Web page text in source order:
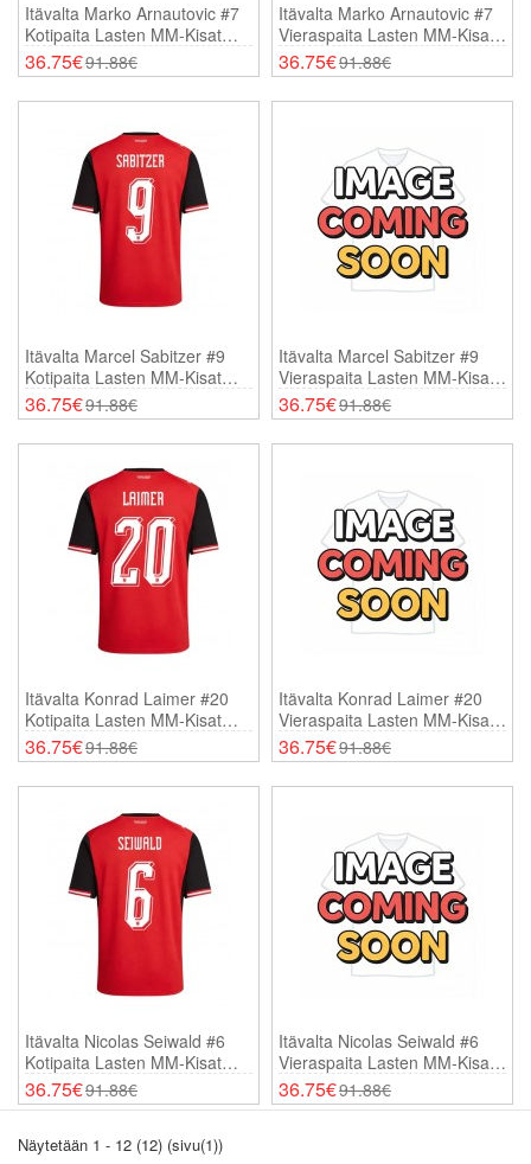
Itävalta Marko Arnautovic #7
Kotipaita Lasten MM-Kisat
2026 Lyhythihainen (+
Shortsit)
36.75€91.88€
Itävalta Marko Arnautovic #7
Vieraspaita Lasten MM-Kisat
2026 Lyhythihainen (+
Shortsit)
36.75€91.88€
Itävalta Marcel Sabitzer #9
Kotipaita Lasten MM-Kisat
2026 Lyhythihainen (+
Shortsit)
36.75€91.88€
Itävalta Marcel Sabitzer #9
Vieraspaita Lasten MM-Kisat
2026 Lyhythihainen (+
Shortsit)
36.75€91.88€
Itävalta Konrad Laimer #20
Kotipaita Lasten MM-Kisat
2026 Lyhythihainen (+
Shortsit)
36.75€91.88€
Itävalta Konrad Laimer #20
Vieraspaita Lasten MM-Kisat
2026 Lyhythihainen (+
Shortsit)
36.75€91.88€
Itävalta Nicolas Seiwald #6
Kotipaita Lasten MM-Kisat
2026 Lyhythihainen (+
Shortsit)
36.75€91.88€
Itävalta Nicolas Seiwald #6
Vieraspaita Lasten MM-Kisat
2026 Lyhythihainen (+
Shortsit)
36.75€91.88€
Näytetään 1 - 12 (12) (sivu(1))